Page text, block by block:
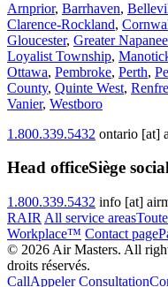
Arnprior, Barrhaven,
Clarence-Rockland,
Gloucester, Greater Napanee
Loyalist Township,
Ottawa, Pembroke, Perth,
County, Quinte West,
Vanier, Westboro
1.800.339.5432 ontario [at]
Head officeSiège
1.800.339.5432 info [at]
RAIR All service areas
Workplace™ Contact page
© 2026 Air Masters. All
droits réservés.
CallAppeler Consultation